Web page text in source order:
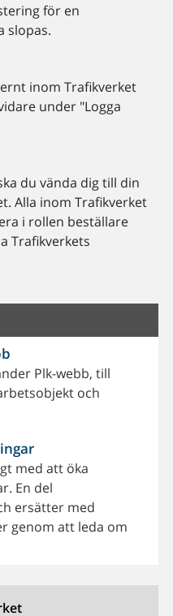
för en
slopas.
inom Trafikverket
under "Logga
du vända dig till din
Alla inom Trafikverket
i rollen beställare
Trafikverkets
Plk-webb, till
och
med att öka
En del
ersätter med
genom att leda om